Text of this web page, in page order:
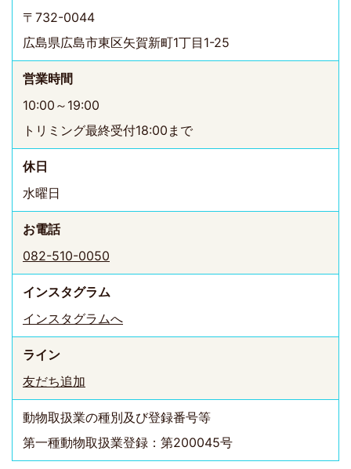
〒732-0044
広島県広島市東区矢賀新町1丁目1-25
営業時間
10:00～19:00
トリミング最終受付18:00まで
休日
水曜日
お電話
082-510-0050
インスタグラム
インスタグラムへ
ライン
友だち追加
動物取扱業の種別及び登録番号等
第一種動物取扱業登録：第200045号